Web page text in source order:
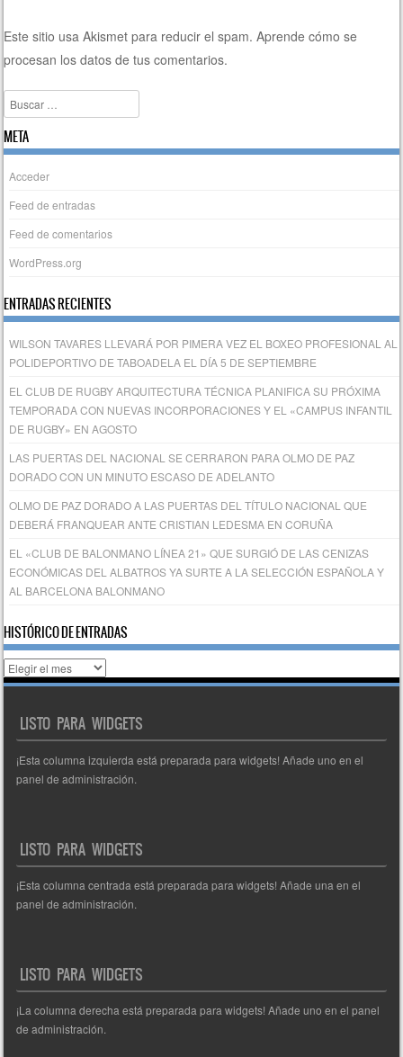
Este sitio usa Akismet para reducir el spam.Aprende cómo se
procesan los datos de tus comentarios.
Buscar
META
Acceder
Feed de entradas
Feed de comentarios
WordPress.org
ENTRADAS RECIENTES
WILSON TAVARES LLEVARÁ POR PIMERA VEZ EL BOXEO PROFESIONAL AL
POLIDEPORTIVO DE TABOADELA EL DÍA 5 DE SEPTIEMBRE
EL CLUB DE RUGBY ARQUITECTURA TÉCNICA PLANIFICA SU PRÓXIMA
TEMPORADA CON NUEVAS INCORPORACIONES Y EL «CAMPUS INFANTIL
DE RUGBY» EN AGOSTO
LAS PUERTAS DEL NACIONAL SE CERRARON PARA OLMO DE PAZ
DORADO CON UN MINUTO ESCASO DE ADELANTO
OLMO DE PAZ DORADO A LAS PUERTAS DEL TÍTULO NACIONAL QUE
DEBERÁ FRANQUEAR ANTE CRISTIAN LEDESMA EN CORUÑA
EL «CLUB DE BALONMANO LÍNEA 21» QUE SURGIÓ DE LAS CENIZAS
ECONÓMICAS DEL ALBATROS YA SURTE A LA SELECCIÓN ESPAÑOLA Y
AL BARCELONA BALONMANO
HISTÓRICO DE ENTRADAS
Histórico
de
LISTO PARA WIDGETS
¡Esta columna izquierda está preparada para widgets! Añade uno en el
panel de administración.
LISTO PARA WIDGETS
¡Esta columna centrada está preparada para widgets! Añade una en el
panel de administración.
LISTO PARA WIDGETS
¡La columna derecha está preparada para widgets! Añade uno en el panel
de administración.